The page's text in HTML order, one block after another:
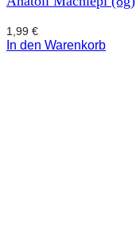
1,99 €
In den Warenkorb